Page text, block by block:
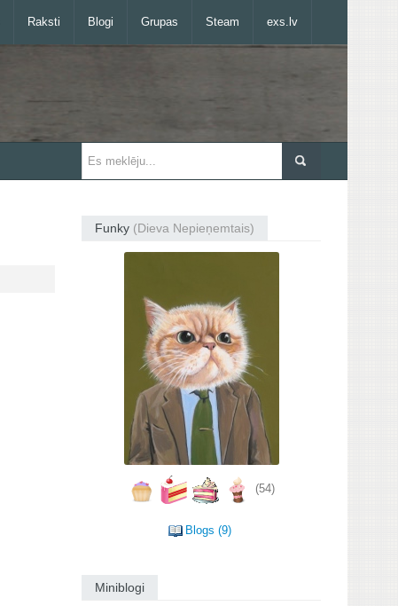
Raksti Blogi Grupas Steam exs.lv
Funky (Dieva Nepieņemtais)
(54)
Blogs (9)
Miniblogi